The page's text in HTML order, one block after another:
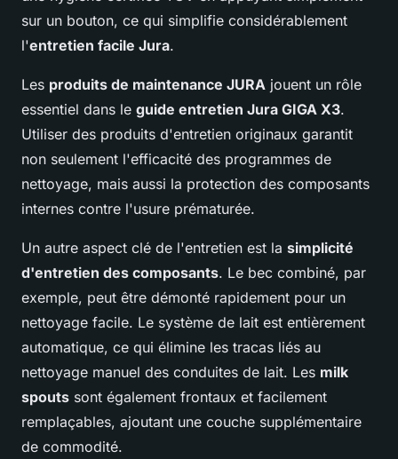
sur un bouton, ce qui simplifie considérablement
l'entretien facile Jura.
Les produits de maintenance JURA jouent un rôle
essentiel dans le guide entretien Jura GIGA X3.
Utiliser des produits d'entretien originaux garantit
non seulement l'efficacité des programmes de
nettoyage, mais aussi la protection des composants
internes contre l'usure prématurée.
Un autre aspect clé de l'entretien est la simplicité
d'entretien des composants. Le bec combiné, par
exemple, peut être démonté rapidement pour un
nettoyage facile. Le système de lait est entièrement
automatique, ce qui élimine les tracas liés au
nettoyage manuel des conduites de lait. Les milk
spouts sont également frontaux et facilement
remplaçables, ajoutant une couche supplémentaire
de commodité.